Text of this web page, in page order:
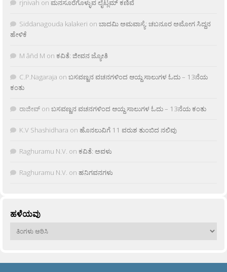
rjnivah on ಮನಸೂರೆಗೊಳ್ಳುವ ಲೈಟ್ಲಮ್ ಕಣಿವೆ
Siddanagouda kalakeri on ಬಾದಮಿ ಅಮವಾಸ್ಯೆ: ಚಬನೂರ ಅಮೋಗ ಸಿದ್ದನ
ಹೇಳಿಕೆ
M âñd M on ಕವಿತೆ: ಜೀವನ ಜ್ಯೋತಿ
C.P.Nagaraja on ಬಸವಣ್ಣನ ವಚನಗಳಿಂದ ಆಯ್ದ ಸಾಲುಗಳ ಓದು – 13ನೆಯ
ಕಂತು
ರಾಜೀವ್ on ಬಸವಣ್ಣನ ವಚನಗಳಿಂದ ಆಯ್ದ ಸಾಲುಗಳ ಓದು – 13ನೆಯ ಕಂತು
K.V Shashidhara on ಹೊನಲುವಿಗೆ 11 ವರುಶ ತುಂಬಿದ ನಲಿವು
Raghuramu N.V. on ಕವಿತೆ: ಅವಳು
Raghuramu N.V. on ಹನಿಗವನಗಳು
ಹಳೆಯವು
ಹಳೆಯವು